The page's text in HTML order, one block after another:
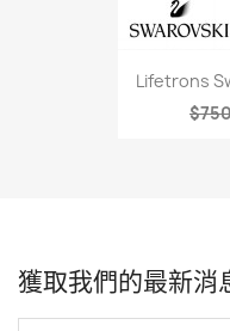
Lifetrons
獲取我們的最新消